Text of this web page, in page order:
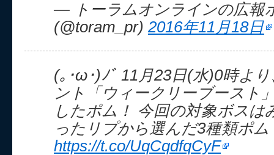
— トーラムオンラインの広報
(@toram_pr) 2016年11月18日
(｡･ω･)ﾉﾞ 11月23日(水)0時よ
ント「ウィークリーブースト
したポム！ 今回の対象ボスは
ったリプから選んだ3種類ポ
https://t.co/UqCqdfqCyF